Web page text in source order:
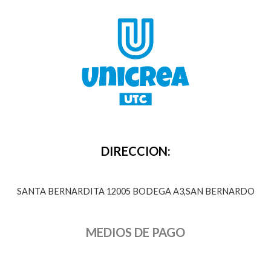
DIRECCION:
SANTA BERNARDITA 12005 BODEGA A3,SAN BERNARDO
MEDIOS DE PAGO